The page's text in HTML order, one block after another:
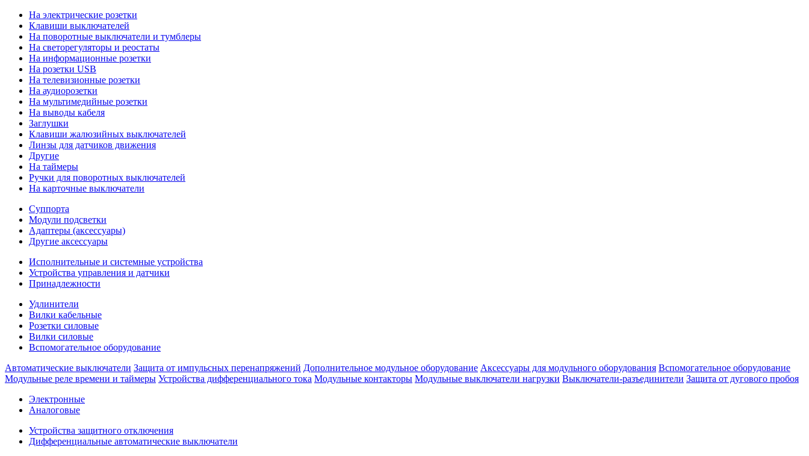
На электрические розетки
Клавиши выключателей
На поворотные выключатели и тумблеры
На светорегуляторы и реостаты
На информационные розетки
На розетки USB
На телевизионные розетки
На аудиорозетки
На мультимедийные розетки
На выводы кабеля
Заглушки
Клавиши жалюзийных выключателей
Линзы для датчиков движения
Другие
На таймеры
Ручки для поворотных выключателей
На карточные выключатели
Суппорта
Модули подсветки
Адаптеры (аксессуары)
Другие аксессуары
Исполнительные и системные устройства
Устройства управления и датчики
Принадлежности
Удлинители
Вилки кабельные
Розетки силовые
Вилки силовые
Вспомогательное оборудование
Автоматические выключатели Защита от импульсных перенапряжений Дополнительное модульное оборудование Аксессуары для модульного оборудования Вспомогательное оборудование
Модульные реле времени и таймеры Устройства дифференциального тока Модульные контакторы Модульные выключатели нагрузки Выключатели-разъединители Защита от дугового пробоя
Электронные
Аналоговые
Устройства защитного отключения
Дифференциальные автоматические выключатели